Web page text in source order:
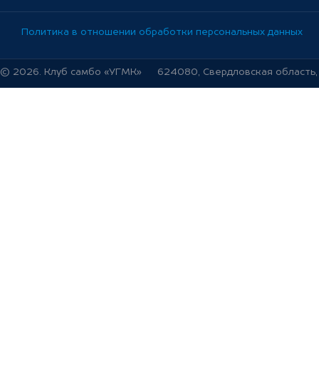
Политика в отношении обработки персональных данных
© 2026. Клуб самбо «УГМК» 624080, Свердловская